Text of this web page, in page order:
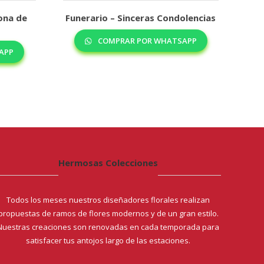
de Funerario – Sinceras Condolencias
COMPRAR POR WHATSAPP
Hermosas Colecciones
Todos los meses nuestros diseñadores florales realizan
de ramos de flores modernos y de un gran estilo.
creaciones son renovadas en cada temporada para
satisfacer tus antojos largo de las estaciones.